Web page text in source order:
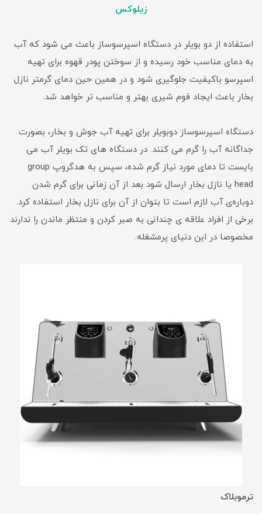
زیلوکس
استفاده از دو بویلر در دستگاه اسپرسوساز باعث می شود که آب
به دمای مناسب خود رسیده و از سوختن پودر قهوه برای تهیه‌
اسپرسو باکیفیت جلوگیری شود و در همین حین دمای گرمتر نازل
بخار باعث ایجاد فوم شیری بهتر و مناسب تر خواهد شد.
دستگاه اسپرسوساز دوبویلر برای تهیه آب جوش و بخار، بصورت
جداگانه آب را گرم می کنند. در دستگاه های تک بویلر آب می
بایست تا دمای مورد نیاز گرم شده، سپس به هدگروپ group
head یا نازل بخار ارسال شود بعد از آن زمانی برای گرم شدن
دوباره‌ی آب لازم است تا بتوان از آن برای نازل بخار استفاده کرد.
برخی از افراد علاقه ی چندانی به صبر کردن و منتظر ماندن را ندارند
مخصوصا در این دنیای پرمشغله.
ترموبلاک